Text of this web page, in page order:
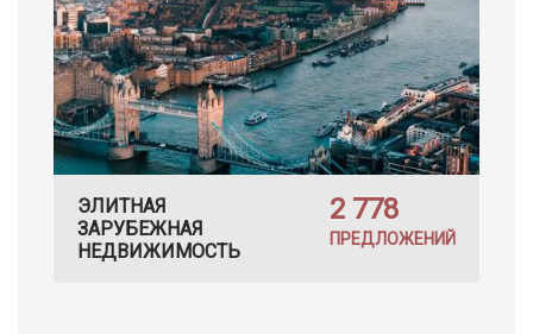
ЭЛИТНАЯ
ЗАРУБЕЖНАЯ
НЕДВИЖИМОСТЬ
2 778
ПРЕДЛОЖЕНИЙ